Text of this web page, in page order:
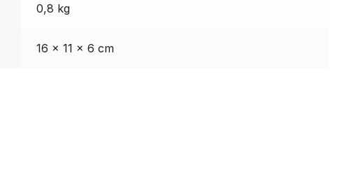
0,8 kg
16 × 11 × 6 cm